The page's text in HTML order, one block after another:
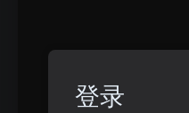
登录